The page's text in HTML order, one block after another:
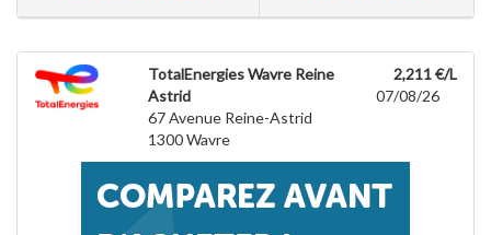
TotalEnergies Wavre Reine
Astrid
67 Avenue Reine-Astrid
1300Wavre
2,211 €/L
07/08/26